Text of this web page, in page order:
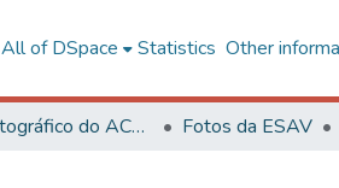
All of DSpace Statistics Other
Acervo Fotográfico do ACH-UFV Fotos da ESAV